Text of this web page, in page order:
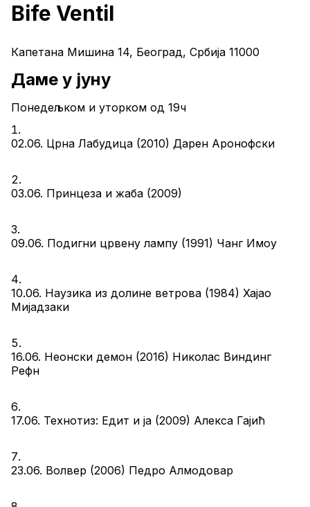
Bife Ventil
Капетана Мишина 14, Београд, Србија 11000
Даме у јуну
Понедељком и уторком од 19ч
02.06. Црна Лабудица (2010) Дарен Аронофски
03.06. Принцеза и жаба (2009)
09.06. Подигни црвену лампу (1991) Чанг Имоу
10.06. Наузика из долине ветрова (1984) Хајао
Мијадзаки
16.06. Неонски демон (2016) Николас Виндинг
Рефн
17.06. Технотиз: Едит и ја (2009) Алекса Гајић
23.06. Волвер (2006) Педро Алмодовар